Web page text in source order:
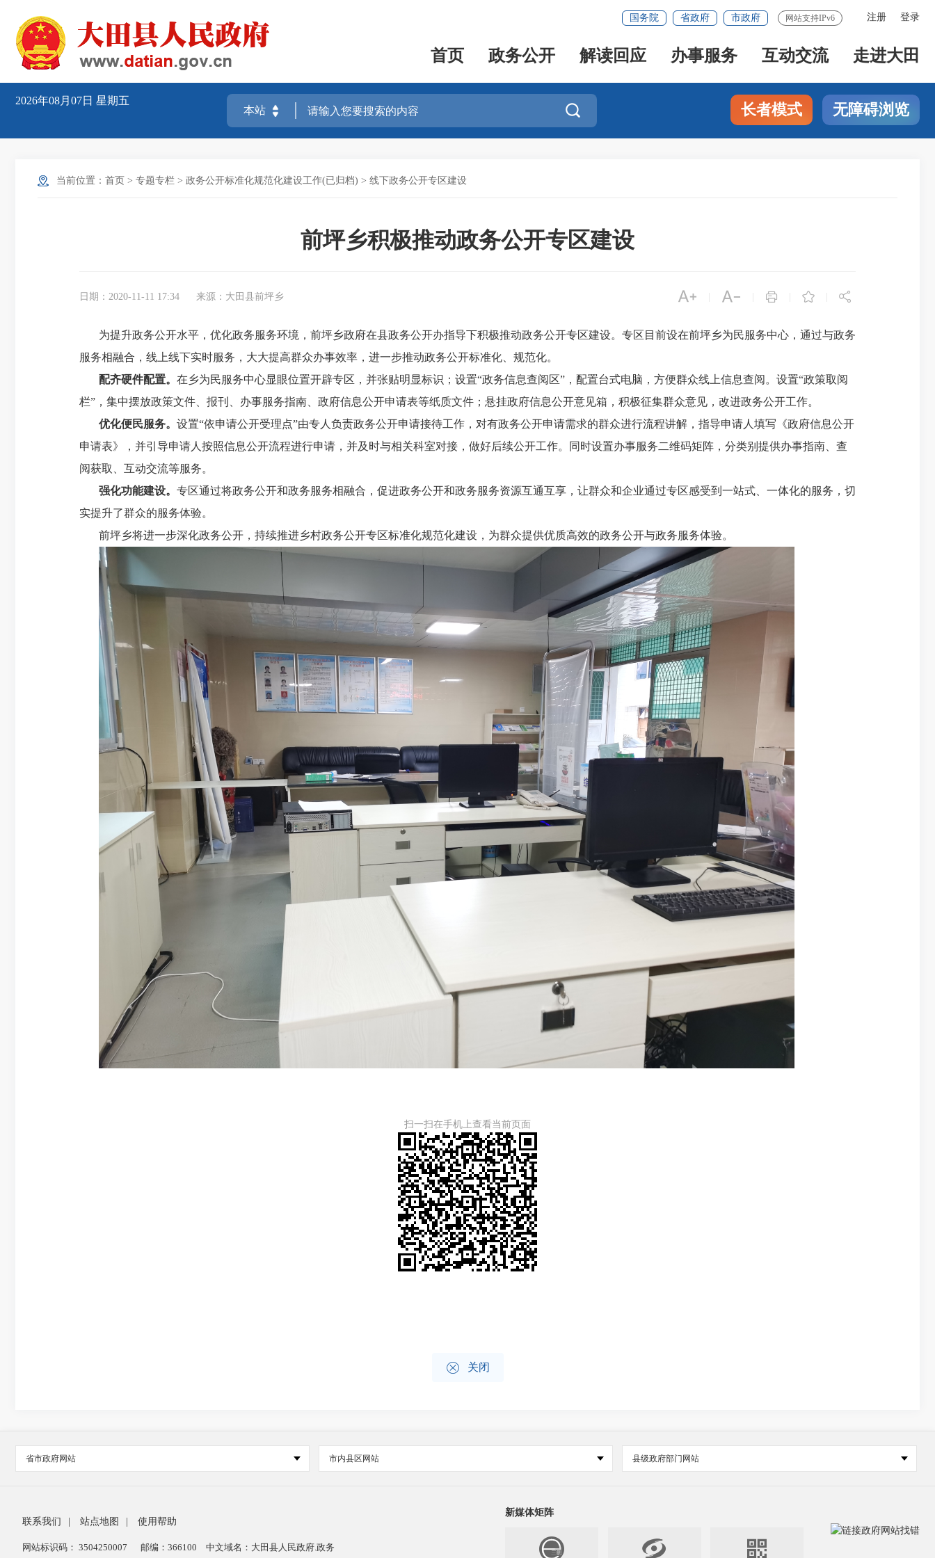
注册 登录
国务院 省政府 市政府 网站支持IPv6
首页 政务公开 解读回应 办事服务 互动交流 走进大田
2026年08月07日 星期五
 长者模式 无障碍浏览
当前位置： 首页 > 专题专栏 > 政务公开标准化规范化建设工作(已归档) > 线下政务公开专区建设
前坪乡积极推动政务公开专区建设
日期：2020-11-11 17:34 来源：大田县前坪乡     
为提升政务公开水平，优化政务服务环境， 前坪乡政府在县政务公开办指导下积极推动政务公开专区建设。专区目前设在前坪乡为民服务中心，通过与政务
服务相融合，线上线下实时服务，大大提高群众办事效率，进一步推动政务公开标准化、规范化。
配齐硬件配置。 在乡为民服务中心显眼位置开辟专区，并张贴明显标识；设置“政务信息查阅区”，配置台式电脑，方便群众线上信息查阅。设置“政策取阅
栏”，集中摆放政策文件、报刊、办事服务指南、政府信息公开申请表等纸质文件；悬挂政府信息公开意见箱，积极征集群众意见，改进政务公开工作。
优化便民服务。 设置“依申请公开受理点”由专人负责政务公开申请接待工作，对有政务公开申请需求的群众进行流程讲解，指导申请人填写《政府信息公开
申请表》，并引导申请人按照信息公开流程进行申请，并及时与相关科室对接，做好后续公开工作。同时设置办事服务二维码矩阵，分类别提供办事指南、查
阅获取、互动交流等服务。
强化功能建设。 专区通过将政务公开和政务服务相融合，促进政务公开和政务服务资源互通互享，让群众和企业通过专区感受到一站式、一体化的服务，切
实提升了群众的服务体验。
前坪乡将进一步深化政务公开，持续推进乡村政务公开专区标准化规范化建设，为群众提供优质高效的政务公开与政务服务体验。
扫一扫在手机上查看当前页面
 关闭
省市政府网站 市内县区网站 县级政府部门网站
联系我们 站点地图 使用帮助
网站标识码： 3504250007 邮编：366100 中文域名：大田县人民政府.政务
新媒体矩阵
 